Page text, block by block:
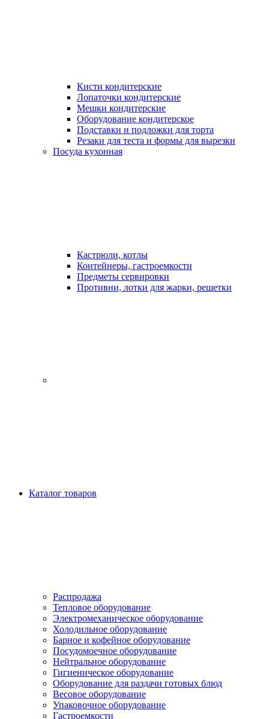
Кисти кондитерские
Лопаточки кондитерские
Мешки кондитерские
Оборудование кондитерское
Подставки и подложки для торта
Резаки для теста и формы для вырезки
Посуда кухонная
Кастрюли, котлы
Контейнеры, гастроемкости
Предметы сервировки
Противни, лотки для жарки, решетки
Каталог товаров
Распродажа
Тепловое оборудование
Электромеханическое оборудование
Холодильное оборудование
Барное и кофейное оборудование
Посудомоечное оборудование
Нейтральное оборудование
Гигиеническое оборудование
Оборудование для раздачи готовых блюд
Весовое оборудование
Упаковочное оборудование
Гастроемкости